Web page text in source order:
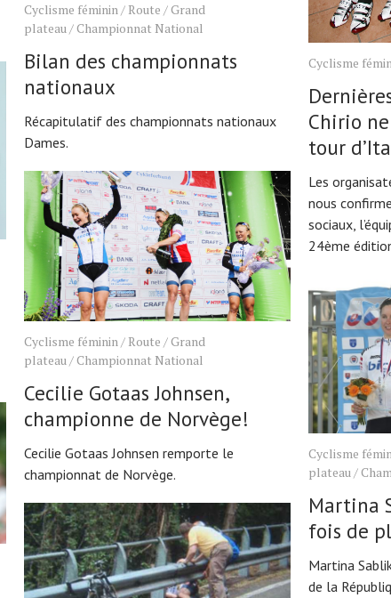
Cyclisme féminin/ Route / Grand
plateau/ Championnat National
Bilan des championnats
nationaux
Récapitulatif des championnats nationaux
Dames.
Cyclisme féminin/ Route / Grand
plateau/ Championnat National
Cecilie Gotaas Johnsen,
championne de Norvège!
Cecilie Gotaas Johnsen remporte le
championnat de Norvège.
Cyclisme
Chirio
tour
Les
nous
sociaux,
24ème
Cyclisme
plateau/
Martina
fois de
Martina
de la